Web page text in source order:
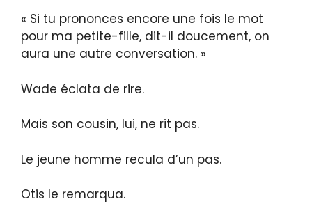
« Si tu prononces encore une fois le mot
pour ma petite-fille, dit-il doucement, on
aura une autre conversation. »
Wade éclata de rire.
Mais son cousin, lui, ne rit pas.
Le jeune homme recula d’un pas.
Otis le remarqua.